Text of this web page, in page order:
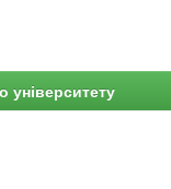
університету